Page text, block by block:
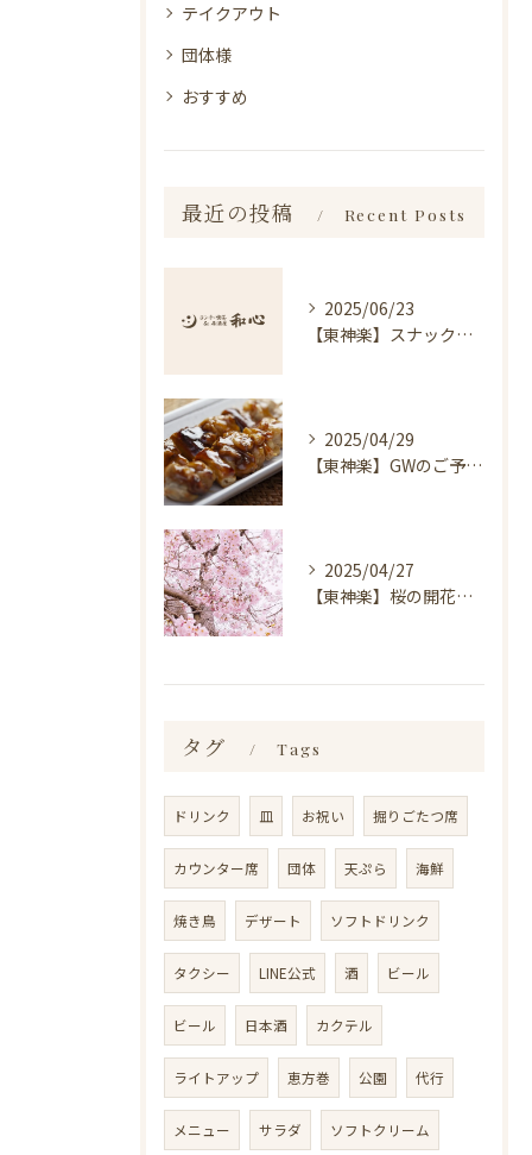
テイクアウト
団体様
おすすめ
最近の投稿 Recent Posts
2025/06/23
【東神楽】スナック琥珀についてのお知らせ｜ランチ・喫茶＆居酒屋 和心
2025/04/29
【東神楽】GWのご予約受付中！｜ランチ・喫茶＆居酒屋 和心
2025/04/27
【東神楽】桜の開花情報＆お花見スポット｜ランチ・喫茶＆居酒屋 和心
タグ Tags
ドリンク 皿 お祝い 掘りごたつ席
カウンター席 団体 天ぷら 海鮮
焼き鳥 デザート ソフトドリンク
タクシー LINE公式 酒 ビール
ビール 日本酒 カクテル
ライトアップ 恵方巻 公園 代行
メニュー サラダ ソフトクリーム